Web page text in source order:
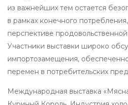
из важнейших тем остается
в рамках конечного
перспективе
Участники выставки широко
импортозамещения,
перемен в потребительских
Международная выставка